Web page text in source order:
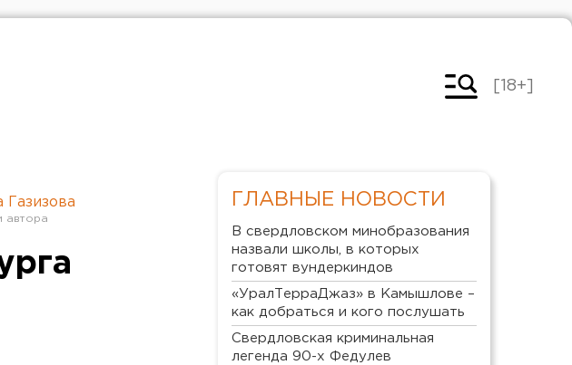
[18+]
Газизова ГЛАВНЫЕ НОВОСТИ
В свердловском минобразования
назвали школы, в которых
готовят вундеркиндов
«УралТерраДжаз» в Камышлове –
как добраться и кого послушать
Свердловская криминальная
легенда 90-х Федулев